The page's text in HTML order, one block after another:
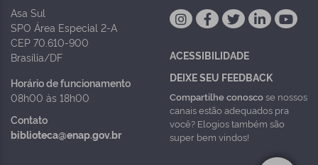
Asa Sul
SPO Área Especial 2-A
CEP 70.610-900
Brasília/DF
Horário de funcionamento
08h00 às 18h00
Contato
biblioteca@enap.gov.br
ACESSIBILIDADE
DEIXE SEU FEEDBACK
Compartilhe conoscose nossos
canais estão adequados pra
você? Elogios também são
super bem vindos!